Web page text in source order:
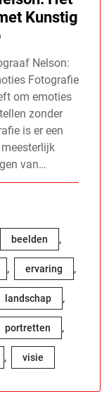
Kunstig
Nelson:
Fotografie
om emoties
zonder
is er een
van…
beelden ,
, ervaring ,
landschap ,
portretten ,
, visie